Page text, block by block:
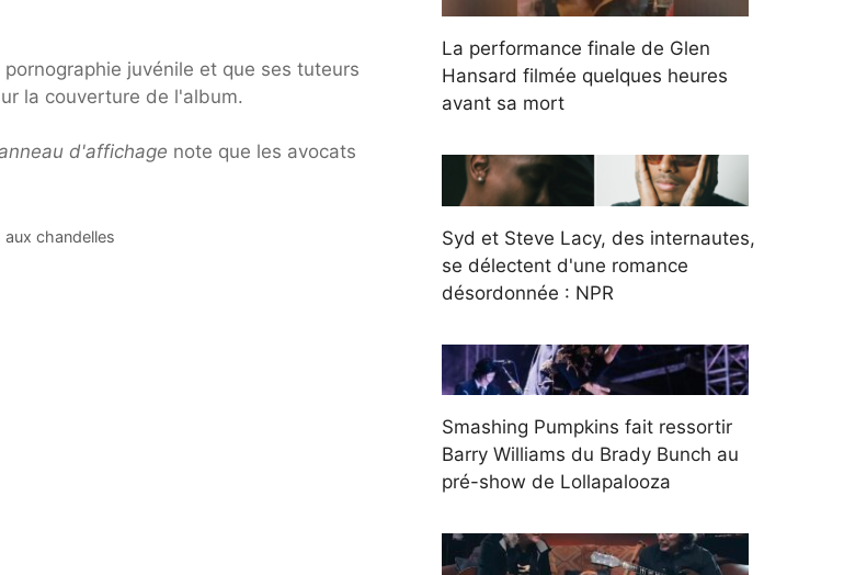
juvénile et que ses tuteurs
la couverture de l'album.
d'affichage note que les avocats
chandelles
La performance finale de Glen
Hansard filmée quelques heures
avant sa mort
Syd et Steve Lacy, des internautes,
se délectent d'une romance
désordonnée : NPR
Smashing Pumpkins fait ressortir
Barry Williams du Brady Bunch au
pré-show de Lollapalooza